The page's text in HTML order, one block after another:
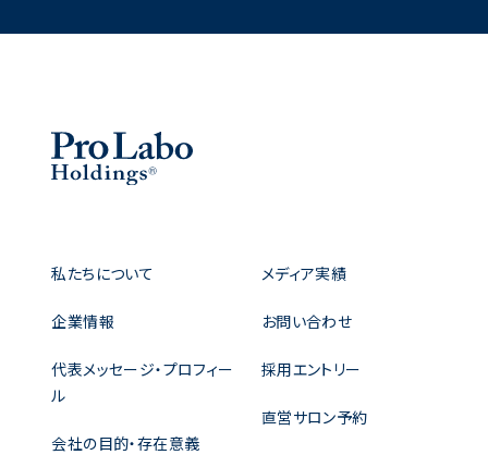
私たちについて
企業情報
代表メッセージ・プロフィー
ル
会社の目的・存在意義
メディア実績
お問い合わせ
採用エントリー
直営サロン予約